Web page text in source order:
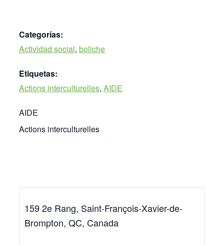
Categorías:
Actividad social, boliche
Etiquetas:
Actions interculturelles, AIDE
AIDE
Actions interculturelles
159 2e Rang, Saint-François-Xavier-de-
Brompton, QC, Canada